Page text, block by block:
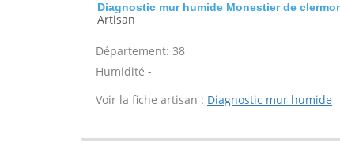
Diagnostic mur humide Monestier de
Artisan
Département: 38
Humidité -
Voir la fiche artisan : Diagnostic mur humide